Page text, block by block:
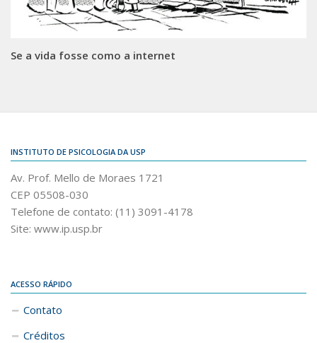
Se a vida fosse como a internet
INSTITUTO DE PSICOLOGIA DA USP
Av. Prof. Mello de Moraes 1721
CEP 05508-030
Telefone de contato: (11) 3091-4178
Site: www.ip.usp.br
ACESSO RÁPIDO
Contato
Créditos